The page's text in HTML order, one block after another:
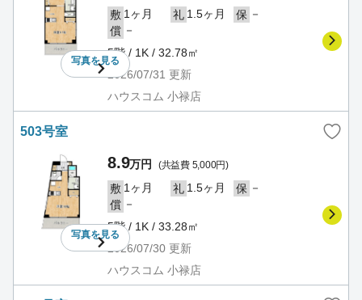
写真を見る
敷 1ヶ月 礼 1.5ヶ月 保 －
償 －
5階 / 1K / 32.78㎡
2026/07/31 更新
ハウスコム 小禄店
503号室
写真を見る
8.9万円 (共益費 5,000円)
敷 1ヶ月 礼 1.5ヶ月 保 －
償 －
5階 / 1K / 33.28㎡
2026/07/30 更新
ハウスコム 小禄店